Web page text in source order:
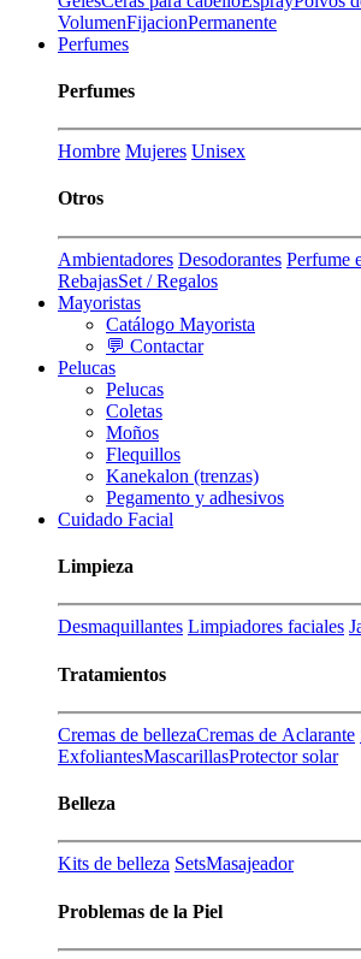
VolumenFijacionPermanente
Perfumes
Perfumes
Hombre Mujeres Unisex
Otros
Ambientadores Desodorantes Perfume
RebajasSet / Regalos
Mayoristas
Catálogo Mayorista
💬 Contactar
Pelucas
Pelucas
Coletas
Moños
Flequillos
Kanekalon (trenzas)
Pegamento y adhesivos
Cuidado Facial
Limpieza
Desmaquillantes Limpiadores faciales
Tratamientos
Cremas de bellezaCremas de Aclarante
ExfoliantesMascarillasProtector solar
Belleza
Kits de belleza SetsMasajeador
Problemas de la Piel